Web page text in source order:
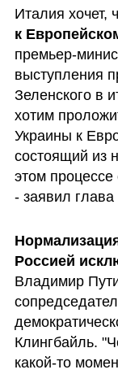
Италия хочет,
к
премьер-
выступления
Зеленского в
хотим
Украины к
состоящий из
этом процессе
- заявил глава
Россией
Владимир
Клингбайль.
какой-то